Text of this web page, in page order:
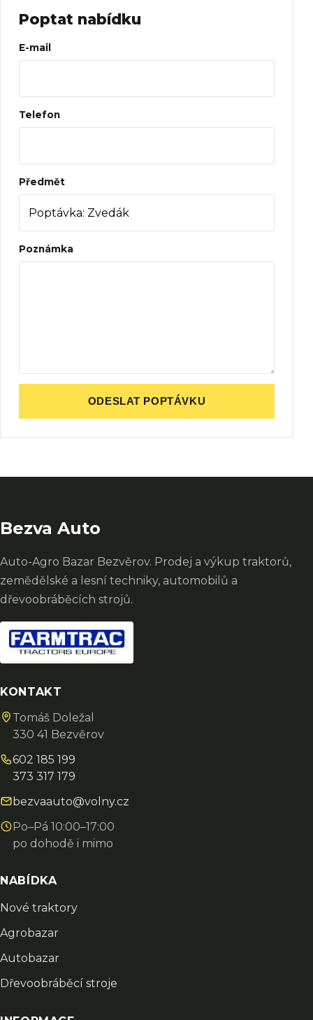
Poptat nabídku
Web
E-mail
Telefon
Předmět
Poznámka
ODESLAT POPTÁVKU
Bezva Auto
Auto-Agro Bazar Bezvěrov. Prodej a výkup traktorů,
zemědělské a lesní techniky, automobilů a
dřevoobráběcích strojů.
KONTAKT
Tomáš Doležal
330 41 Bezvěrov
602 185 199
373 317 179
bezvaauto@volny.cz
Po–Pá 10:00–17:00
po dohodě i mimo
NABÍDKA
Nové traktory
Agrobazar
Autobazar
Dřevoobráběcí stroje